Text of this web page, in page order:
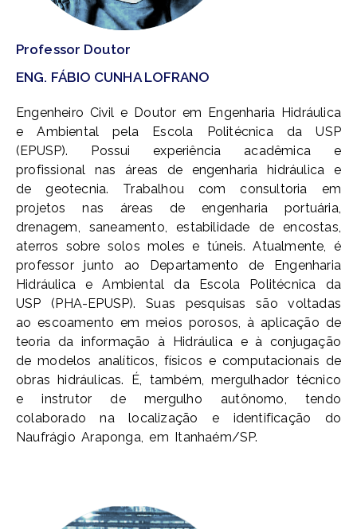
Professor Doutor
ENG. FÁBIO CUNHA LOFRANO
Engenheiro Civil e Doutor em Engenharia Hidráulica
e Ambiental pela Escola Politécnica da USP
(EPUSP). Possui experiência acadêmica e
profissional nas áreas de engenharia hidráulica e
de geotecnia. Trabalhou com consultoria em
projetos nas áreas de engenharia portuária,
drenagem, saneamento, estabilidade de encostas,
aterros sobre solos moles e túneis. Atualmente, é
professor junto ao Departamento de Engenharia
Hidráulica e Ambiental da Escola Politécnica da
USP (PHA-EPUSP). Suas pesquisas são voltadas
ao escoamento em meios porosos, à aplicação de
teoria da informação à Hidráulica e à conjugação
de modelos analíticos, físicos e computacionais de
obras hidráulicas. É, também, mergulhador técnico
e instrutor de mergulho autônomo, tendo
colaborado na localização e identificação do
Naufrágio Araponga, em Itanhaém/SP.